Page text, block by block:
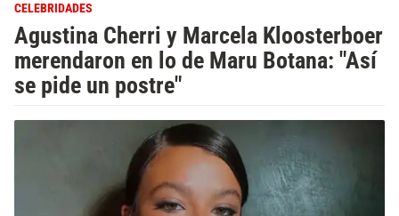
CELEBRIDADES
Agustina Cherri y Marcela Kloosterboer
merendaron en lo de Maru Botana: "Así
se pide un postre"